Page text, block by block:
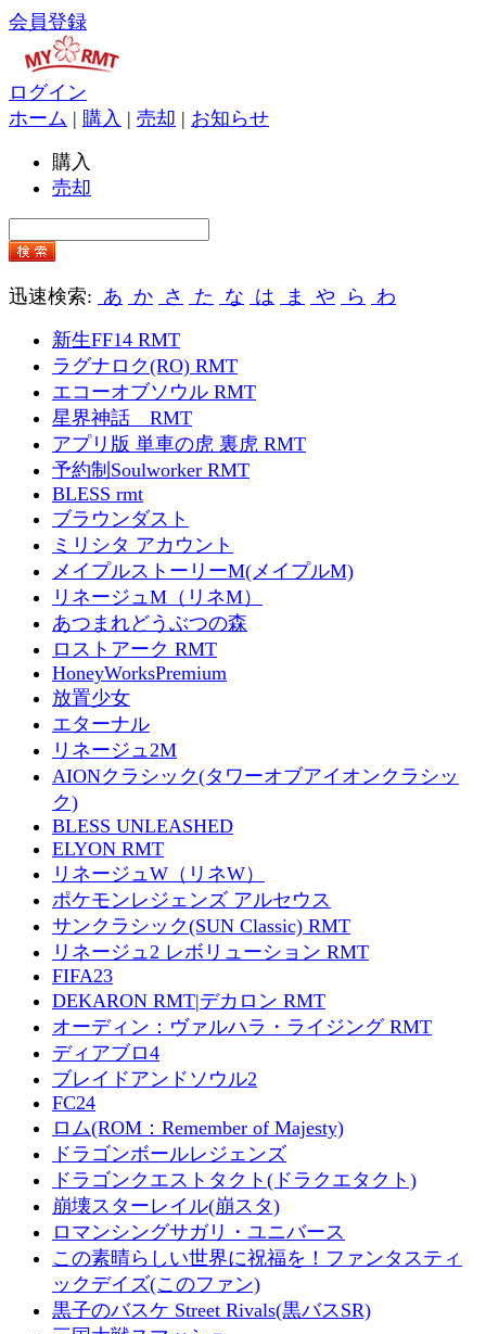
会員登録
ログイン
ホーム | 購入 | 売却 | お知らせ
購入
売却
迅速検索: あ か さ た な は ま や ら わ
新生FF14 RMT
ラグナロク(RO) RMT
エコーオブソウル RMT
星界神話 RMT
アプリ版 単車の虎 裏虎 RMT
予約制Soulworker RMT
BLESS rmt
ブラウンダスト
ミリシタ アカウント
メイプルストーリーM(メイプルM)
リネージュM（リネM）
あつまれどうぶつの森
ロストアーク RMT
HoneyWorksPremium
放置少女
エターナル
リネージュ2M
AIONクラシック(タワーオブアイオンクラシッ
ク)
BLESS UNLEASHED
ELYON RMT
リネージュW（リネW）
ポケモンレジェンズ アルセウス
サンクラシック(SUN Classic) RMT
リネージュ2 レボリューション RMT
FIFA23
DEKARON RMT|デカロン RMT
オーディン：ヴァルハラ・ライジング RMT
ディアブロ4
ブレイドアンドソウル2
FC24
ロム(ROM：Remember of Majesty)
ドラゴンボールレジェンズ
ドラゴンクエストタクト(ドラクエタクト)
崩壊スターレイル(崩スタ)
ロマンシングサガリ・ユニバース
この素晴らしい世界に祝福を！ファンタスティ
ックデイズ(このファン)
黒子のバスケ Street Rivals(黒バスSR)